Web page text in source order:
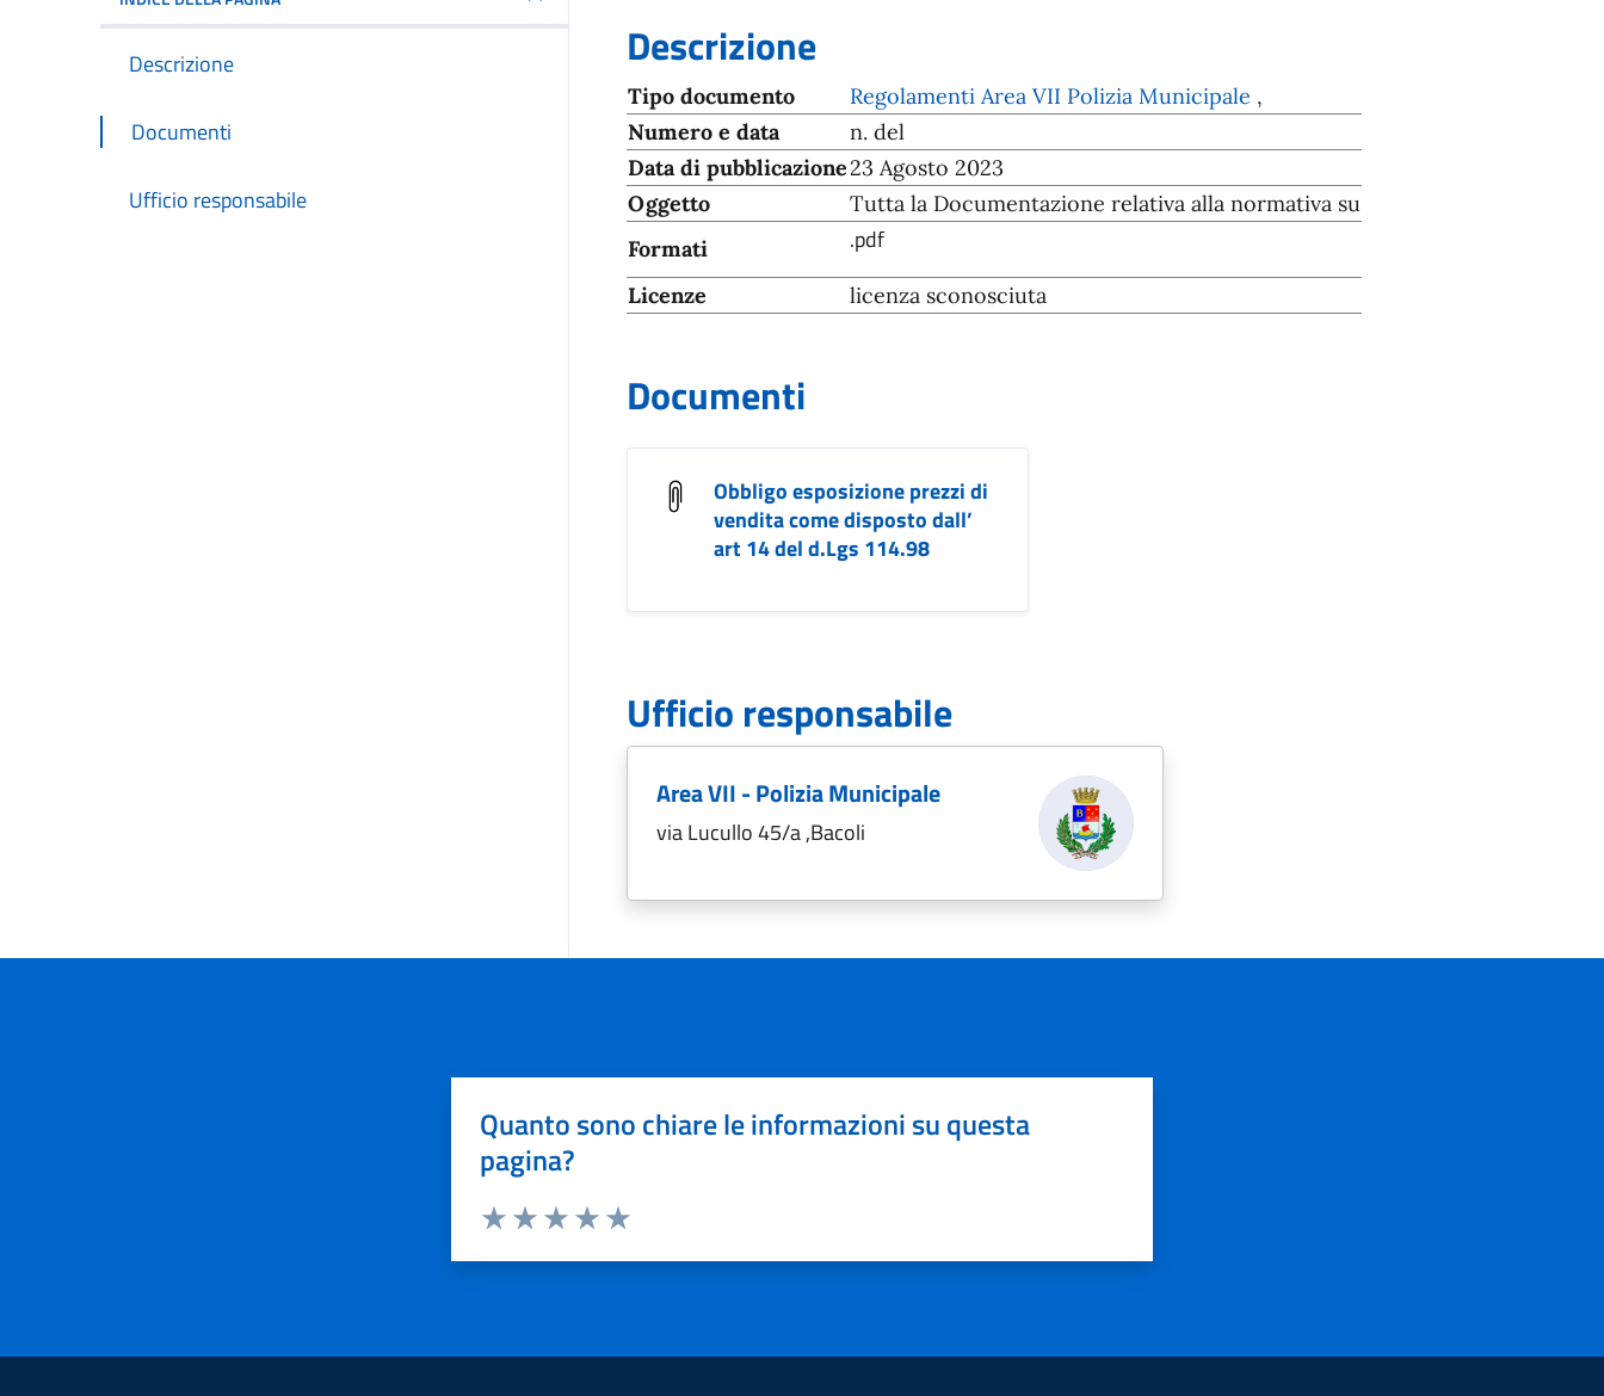
Descrizione
Documenti
Ufficio responsabile
Descrizione
Tipo documento Regolamenti Area VII Polizia Municipale ,
Numero e data
n. del
Data di pubblicazione23 Agosto 2023
Oggetto
Tutta la Documentazione relativa alla normativa su
Formati
.pdf
Licenze licenza sconosciuta
Documenti
Obbligo esposizione prezzi di
vendita come disposto dall’
art 14 del d.Lgs 114.98
Ufficio responsabile
Area VII - Polizia Municipale
via Lucullo 45/a ,Bacoli
Quanto sono chiare le informazioni su questa
pagina?